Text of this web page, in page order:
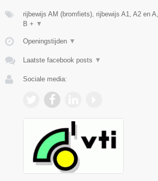
rijbewijs AM (bromfiets), rijbewijs A1, A2 en
B + ▼
Openingstijden ▼
Laatste facebook posts ▼
Sociale media: